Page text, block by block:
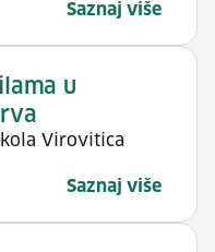
Saznaj više
u
Virovitica
Saznaj više